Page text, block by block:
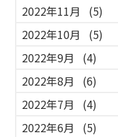
2022年11月
(5)
2022年10月
(5)
2022年9月
(4)
2022年8月
(6)
2022年7月
(4)
2022年6月
(5)